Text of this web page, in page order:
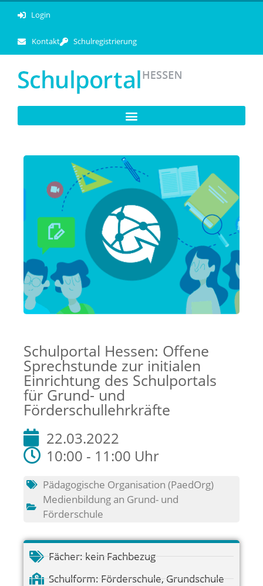
Login
Kontakt Schulregistrierung
Schulportal Hessen: Offene
Sprechstunde zur initialen
Einrichtung des Schulportals
für Grund- und
Förderschullehrkräfte
22.03.2022
10:00 - 11:00 Uhr
Pädagogische Organisation (PaedOrg)
Medienbildung an Grund- und
Förderschule
Fächer: kein Fachbezug
Schulform: Förderschule, Grundschule